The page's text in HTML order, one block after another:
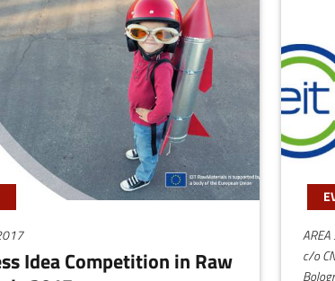
Idea Competition in Raw
c/o